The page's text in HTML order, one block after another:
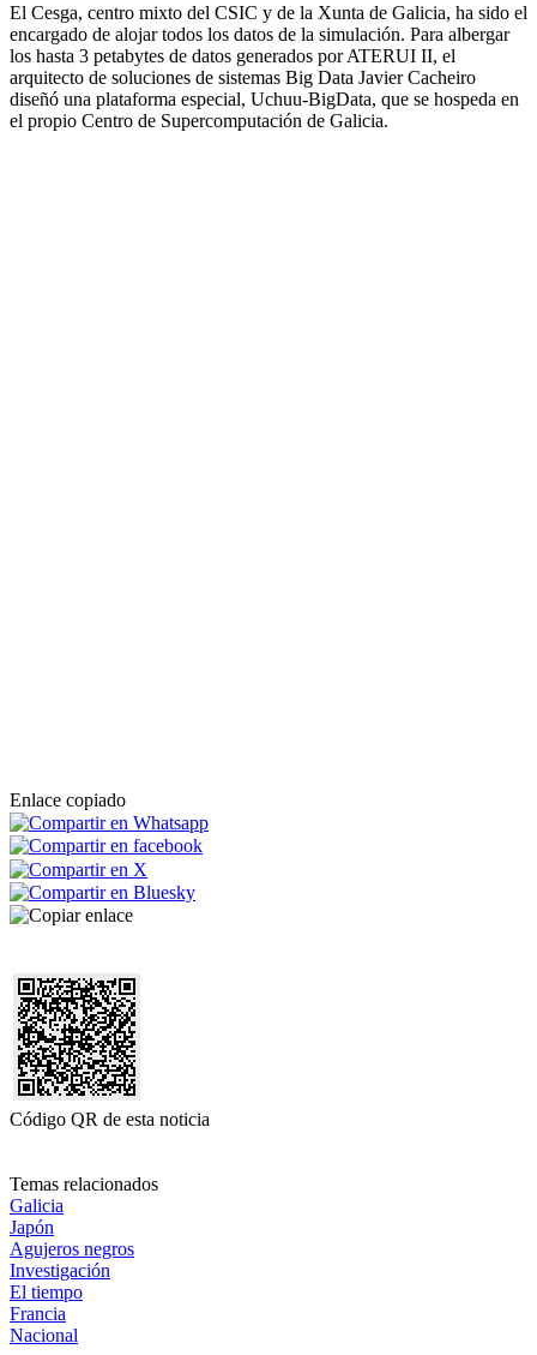
El Cesga, centro mixto del CSIC y de la Xunta de Galicia, ha sido el
encargado de alojar todos los datos de la simulación. Para albergar
los hasta 3 petabytes de datos generados por ATERUI II, el
arquitecto de soluciones de sistemas Big Data Javier Cacheiro
diseñó una plataforma especial, Uchuu-BigData, que se hospeda en
el propio Centro de Supercomputación de Galicia.
Enlace copiado
Código QR de esta noticia
Temas relacionados
Galicia
Japón
Agujeros negros
Investigación
El tiempo
Francia
Nacional